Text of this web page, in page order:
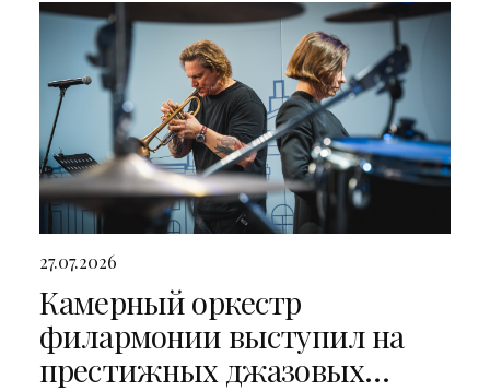
27.07.2026
Камерный оркестр
филармонии выступил на
престижных джазовых